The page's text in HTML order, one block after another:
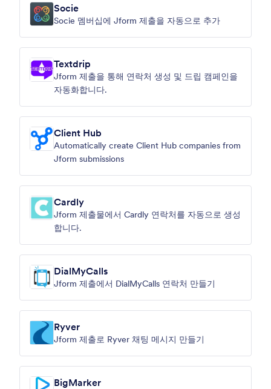
Socie
Socie 멤버십에 Jform 제출을 자동으로 추가
Textdrip
Jform 제출을 통해 연락처 생성 및 드립 캠페인을
자동화합니다.
Client Hub
Automatically create Client Hub companies from
Jform submissions
Cardly
Jform 제출물에서 Cardly 연락처를 자동으로 생성
합니다.
DialMyCalls
Jform 제출에서 DialMyCalls 연락처 만들기
Ryver
Jform 제출로 Ryver 채팅 메시지 만들기
BigMarker